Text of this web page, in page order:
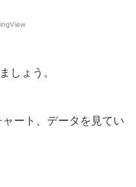
しょう。
ート、データを見てい